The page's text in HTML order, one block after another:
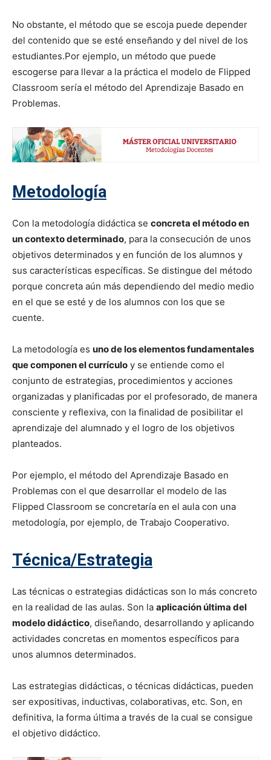
No obstante, el método que se escoja puede depender
del contenido que se esté enseñando y del nivel de los
estudiantes.Por ejemplo, un método que puede
escogerse para llevar a la práctica el modelo de Flipped
Classroom sería el método del Aprendizaje Basado en
Problemas.
Metodología
Con la metodología didáctica se concreta el método en
un contexto determinado, para la consecución de unos
objetivos determinados y en función de los alumnos y
sus características específicas. Se distingue del método
porque concreta aún más dependiendo del medio medio
en el que se esté y de los alumnos con los que se
cuente.
La metodología es uno de los elementos fundamentales
que componen el currículo y se entiende como el
conjunto de estrategias, procedimientos y acciones
organizadas y planificadas por el profesorado, de manera
consciente y reflexiva, con la finalidad de posibilitar el
aprendizaje del alumnado y el logro de los objetivos
planteados.
Por ejemplo, el método del Aprendizaje Basado en
Problemas con el que desarrollar el modelo de las
Flipped Classroom se concretaría en el aula con una
metodología, por ejemplo, de Trabajo Cooperativo.
Técnica/Estrategia
Las técnicas o estrategias didácticas son lo más concreto
en la realidad de las aulas. Son la aplicación última del
modelo didáctico, diseñando, desarrollando y aplicando
actividades concretas en momentos específicos para
unos alumnos determinados.
Las estrategias didácticas, o técnicas didácticas, pueden
ser expositivas, inductivas, colaborativas, etc. Son, en
definitiva, la forma última a través de la cual se consigue
el objetivo didáctico.